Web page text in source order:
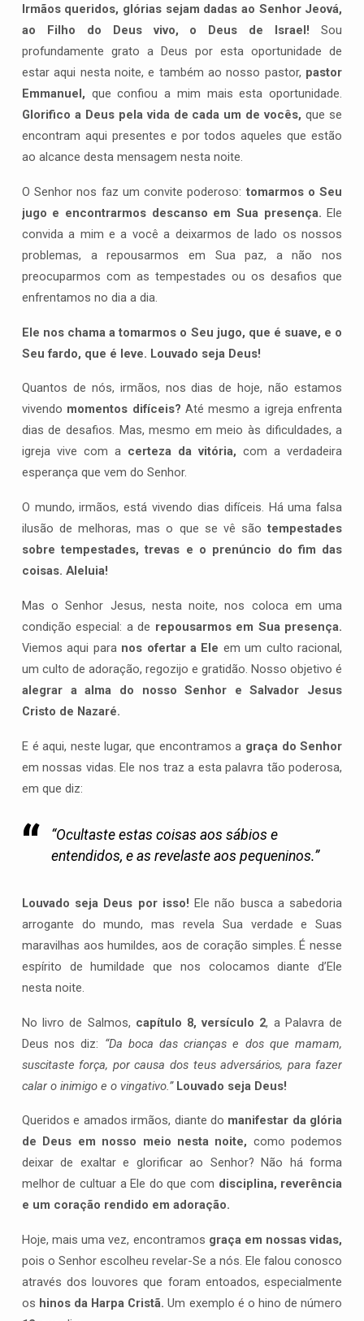
Irmãos queridos, glórias sejam dadas ao Senhor Jeová,
ao Filho do Deus vivo, o Deus de Israel! Sou
profundamente grato a Deus por esta oportunidade de
estar aqui nesta noite, e também ao nosso pastor, pastor
Emmanuel, que confiou a mim mais esta oportunidade.
Glorifico a Deus pela vida de cada um de vocês, que se
encontram aqui presentes e por todos aqueles que estão
ao alcance desta mensagem nesta noite.
O Senhor nos faz um convite poderoso: tomarmos o Seu
jugo e encontrarmos descanso em Sua presença. Ele
convida a mim e a você a deixarmos de lado os nossos
problemas, a repousarmos em Sua paz, a não nos
preocuparmos com as tempestades ou os desafios que
enfrentamos no dia a dia.
Ele nos chama a tomarmos o Seu jugo, que é suave, e o
Seu fardo, que é leve. Louvado seja Deus!
Quantos de nós, irmãos, nos dias de hoje, não estamos
vivendo momentos difíceis? Até mesmo a igreja enfrenta
dias de desafios. Mas, mesmo em meio às dificuldades, a
igreja vive com a certeza da vitória, com a verdadeira
esperança que vem do Senhor.
O mundo, irmãos, está vivendo dias difíceis. Há uma falsa
ilusão de melhoras, mas o que se vê sãotempestades
sobre tempestades, trevas e o prenúncio do fim das
coisas. Aleluia!
Mas o Senhor Jesus, nesta noite, nos coloca em uma
condição especial: a de repousarmos em Sua presença.
Viemos aqui para nos ofertar a Ele em um culto racional,
um culto de adoração, regozijo e gratidão. Nosso objetivo é
alegrar a alma do nosso Senhor e Salvador Jesus
Cristo de Nazaré.
E é aqui, neste lugar, que encontramos a graça do Senhor
em nossas vidas. Ele nos traz a esta palavra tão poderosa,
em que diz:
“Ocultaste estas coisas aos sábios e
entendidos, e as revelaste aos pequeninos.”
Louvado seja Deus por isso! Ele não busca a sabedoria
arrogante do mundo, mas revela Sua verdade e Suas
maravilhas aos humildes, aos de coração simples. É nesse
espírito de humildade que nos colocamos diante d’Ele
nesta noite.
No livro de Salmos, capítulo 8, versículo 2, a Palavra de
Deus nos diz: “Da boca das crianças e dos que mamam,
suscitaste força, por causa dos teus adversários, para fazer
calar o inimigo e o vingativo.” Louvado seja Deus!
Queridos e amados irmãos, diante do manifestar da glória
de Deus em nosso meio nesta noite, como podemos
deixar de exaltar e glorificar ao Senhor? Não há forma
melhor de cultuar a Ele do que com disciplina, reverência
e um coração rendido em adoração.
Hoje, mais uma vez, encontramos graça em nossas vidas,
pois o Senhor escolheu revelar-Se a nós. Ele falou conosco
através dos louvores que foram entoados, especialmente
os hinos da Harpa Cristã. Um exemplo é o hino de número